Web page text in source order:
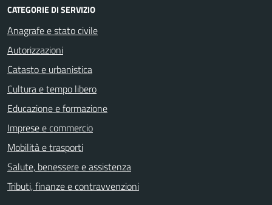
CATEGORIE DI SERVIZIO
Anagrafe e stato civile
Autorizzazioni
Catasto e urbanistica
Cultura e tempo libero
Educazione e formazione
Imprese e commercio
Mobilità e trasporti
Salute, benessere e assistenza
Tributi, finanze e contravvenzioni